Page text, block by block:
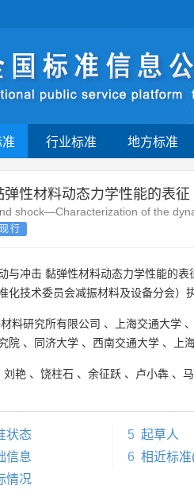
行业标准 地方标准
性材料动态力学性能的表
shock—Characterization of the
现行
与冲击 黏弹性材料动态力学性能的
化技术委员会减振材料及设备分会）
材料研究所有限公司 、 上海交通大学 、
院 、 同济大学 、 西南交通大学 、 上
刘艳 、 饶柱石 、 余征跃 、 卢小犇 、
状态
信息
情况
5 起草人
6 相近标准